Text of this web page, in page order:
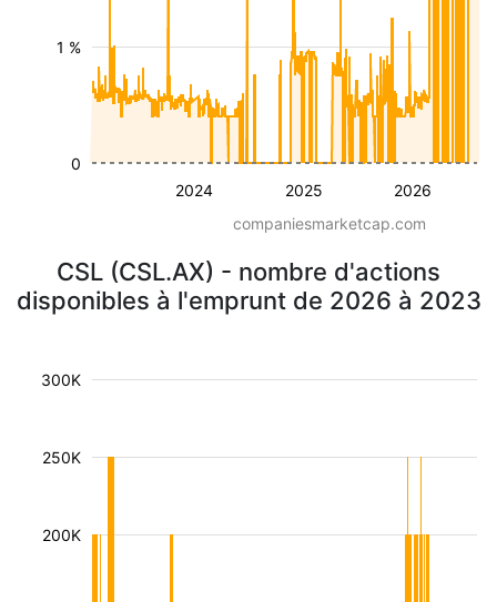
2024 2025 2026
1 %
0
companiesmarketcap.com
CSL (CSL.AX) - nombre d'actions
disponibles à l'emprunt de 2026 à 2023
200K
250K
300K